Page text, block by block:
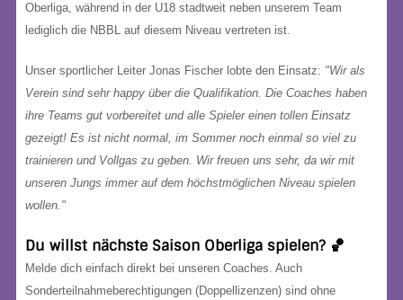
Oberliga, während in der U18 stadtweit neben unserem Team
lediglich die NBBL auf diesem Niveau vertreten ist.
Unser sportlicher Leiter Jonas Fischer lobte den Einsatz: "Wir als
Verein sind sehr happy über die Qualifikation. Die Coaches haben
ihre Teams gut vorbereitet und alle Spieler einen tollen Einsatz
gezeigt! Es ist nicht normal, im Sommer noch einmal so viel zu
trainieren und Vollgas zu geben. Wir freuen uns sehr, da wir mit
unseren Jungs immer auf dem höchstmöglichen Niveau spielen
wollen."
Du willst nächste Saison Oberliga spielen? 🏀
Melde dich einfach direkt bei unseren Coaches. Auch
Sonderteilnahmeberechtigungen (Doppellizenzen) sind ohne